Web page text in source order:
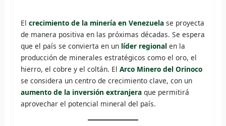
El crecimiento de la minería en Venezuelase proyecta
de manera positiva en las próximas décadas. Se espera
que el país se convierta en un líder regionalen la
producción de minerales estratégicos como el oro, el
hierro, el cobre y el coltán. El Arco Minero del Orinoco
se considera un centro de crecimiento clave, con un
aumento de la inversión extranjeraque permitirá
aprovechar el potencial mineral del país.